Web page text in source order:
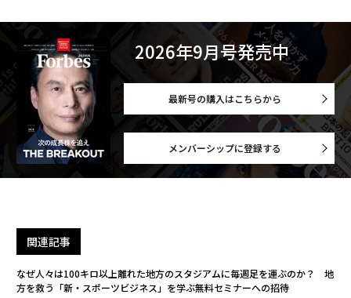
2026年9月号発売中
最新号の購入はこちらから
メンバーシップに登録する
関連記事
なぜ人々は100キロ以上離れた地方のスタジアムに毎週足を運ぶのか？ 地
方を救う「新・スポーツビジネス」を学ぶ無料セミナーへの招待